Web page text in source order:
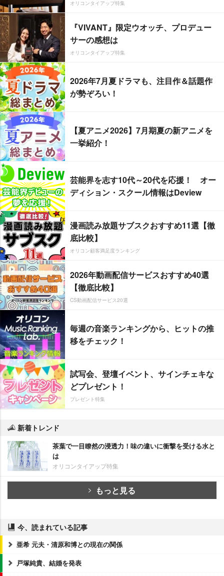
オリコンタイアップ特集
『VIVANT』限定ウオッチ、プロデュー
サーの感想は
オリコンタイアップ特集
2026年7月夏ドラマも、注目作＆話題作
が勢ぞろい！
【夏アニメ2026】7月期夏の新アニメを
一挙紹介！
芸能界を志す10代～20代を応援！ オー
ディション・スクール情報はDeview
漫画読み放題サブスクおすすめ11選【徹
底比較】
オリコン顧客満足度ランキング
2026年動画配信サービスおすすめ40選
【徹底比較】
CS動画配信サービス20選
毎週の音楽ランキングから、ヒットの推
移をチェック！
試写会、登壇イベント、サインチェキな
どプレゼント！
プレゼント特集
新着トレンド
茶葉で一目瞭然の浸透力！味の違いに衝撃を受ける水と
は
オリコンタイアップ特集
もっと見る
今、読まれている記事
亜希 元夫・清原和博との現在の関係
戸塚純貴、結婚を発表